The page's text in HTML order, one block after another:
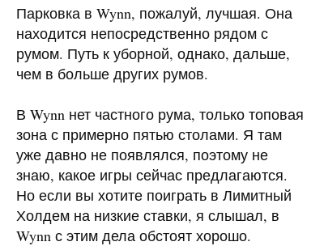
Парковка в Wynn, пожалуй, лучшая. Она
находится непосредственно рядом с
румом. Путь к уборной, однако, дальше,
чем в больше других румов.
В Wynn нет частного рума, только топовая
зона с примерно пятью столами. Я там
уже давно не появлялся, поэтому не
знаю, какое игры сейчас предлагаются.
Но если вы хотите поиграть в Лимитный
Холдем на низкие ставки, я слышал, в
Wynn с этим дела обстоят хорошо.